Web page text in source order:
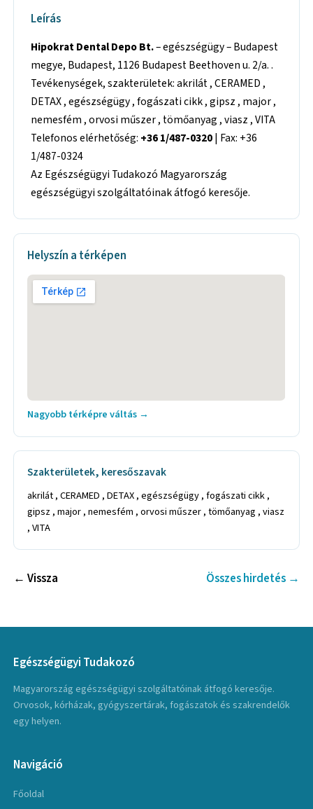
Leírás
Hipokrat Dental Depo Bt.– egészségügy – Budapest
megye, Budapest, 1126 Budapest Beethoven u. 2/a. .
Tevékenységek, szakterületek: akrilát , CERAMED ,
DETAX , egészségügy , fogászati cikk , gipsz , major ,
nemesfém , orvosi műszer , tömőanyag , viasz , VITA
Telefonos elérhetőség: +36 1/487-0320| Fax: +36
1/487-0324
Az Egészségügyi Tudakozó Magyarország
egészségügyi szolgáltatóinak átfogó keresője.
Helyszín a térképen
Nagyobb térképre váltás →
Szakterületek, keresőszavak
akrilát , CERAMED , DETAX , egészségügy , fogászati cikk ,
gipsz , major , nemesfém , orvosi műszer , tömőanyag , viasz
, VITA
← Vissza Összes hirdetés →
Egészségügyi Tudakozó
Magyarország egészségügyi szolgáltatóinak átfogó keresője.
Orvosok, kórházak, gyógyszertárak, fogászatok és szakrendelők
egy helyen.
Navigáció
Főoldal